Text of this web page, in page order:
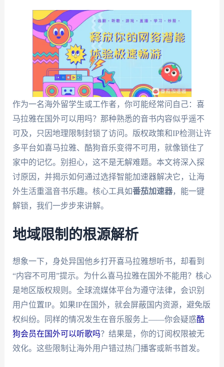
作为一名海外留学生或工作者，你可能经常问自己：喜
马拉雅在国外可以用吗？那种熟悉的音书内容似乎遥不
可及，只因地理限制封锁了访问。版权政策和IP检测让许
多平台如喜马拉雅、酷狗音乐变得不可用，就像锁住了
家中的记忆。别担心，这不是无解难题。本文将深入探
讨原因，并揭示如何通过选择智能加速器解决它，让海
外生活重温音书乐趣。核心工具如番茄加速器，能一键
解锁，我们一步步来讲解。
地域限制的根源解析
想象一下，身处异国他乡打开喜马拉雅想听书，却看到
“内容不可用”提示。为什么喜马拉雅在国外不能用？核心
是地区版权规则。全球流媒体平台为遵守法律，会识别
用户位置IP。如果IP在国外，就会屏蔽国内资源，避免版
权纠纷。同样的情况发生在音乐服务上——你会疑惑酷
狗会员在国外可以听歌吗？结果是，你的订阅权限被无
效化。这些限制让海外用户错过热门播客或新书首发。